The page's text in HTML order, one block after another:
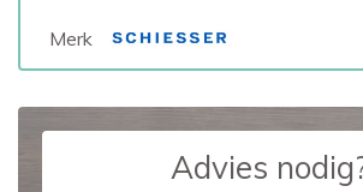
Merk
Advies